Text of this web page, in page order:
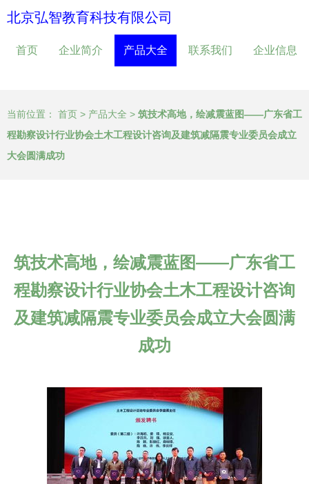
北京弘智教育科技有限公司
首页 企业简介 产品大全 联系我们 企业信息
当前位置： 首页 > 产品大全 > 筑技术高地，绘减震蓝图——广东省工
程勘察设计行业协会土木工程设计咨询及建筑减隔震专业委员会成立
大会圆满成功
筑技术高地，绘减震蓝图——广东省工
程勘察设计行业协会土木工程设计咨询
及建筑减隔震专业委员会成立大会圆满
成功